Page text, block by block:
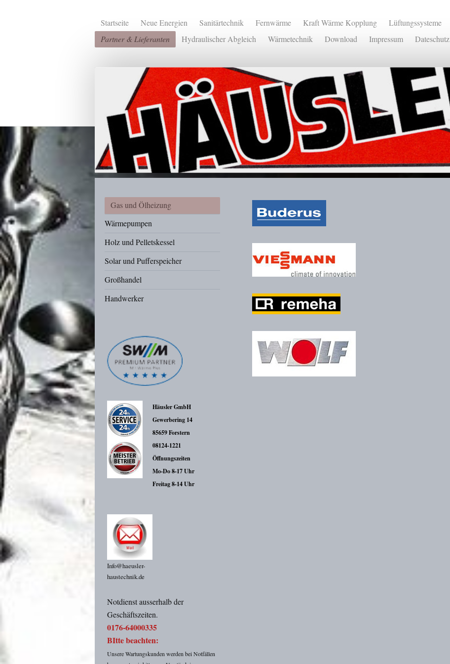
Startseite Neue Energien Sanitärtechnik Fernwärme Kraft Wärme Kopplung Lüftungssysteme
Partner & Lieferanten
Hydraulischer Abgleich Wärmetechnik Download Impressum Dateschutz
Gas und Ölheizung
Wärmepumpen
Holz und Pelletskessel
Solar und Pufferspeicher
Großhandel
Handwerker
Häusler GmbH
Gewerbering 14
85659 Forstern
08124-1221
Öffnungszeiten
Mo-Do 8-17 Uhr
Freitag 8-14 Uhr
Info@haeusler-
haustechnik.de
Notdienst ausserhalb der
Geschäftszeiten.
0176-64000335
BItte beachten:
Unsere Wartungskunden werden bei Notfällen